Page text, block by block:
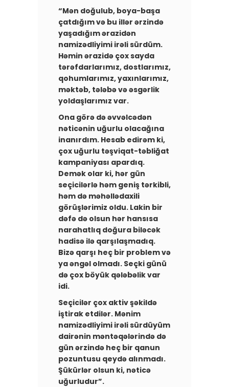
“Mən doğulub, boya-başa
çatdığım və bu illər ərzində
yaşadığım ərazidən
namizədliyimi irəli sürdüm.
Həmin ərazidə çox sayda
tərəfdarlarımız, dostlarımız,
qohumlarımız, yaxınlarımız,
məktəb, tələbə və əsgərlik
yoldaşlarımız var.
Ona görə də əvvəlcədən
nəticənin uğurlu olacağına
inanırdım. Hesab edirəm ki,
çox uğurlu təşviqat-təbliğat
kampaniyası apardıq.
Demək olar ki, hər gün
seçicilərlə həm geniş tərkibli,
həm də məhəllədaxili
görüşlərimiz oldu. Lakin bir
dəfə də olsun hər hansısa
narahatlıq doğura biləcək
hadisə ilə qarşılaşmadıq.
Bizə qarşı heç bir problem və
ya əngəl olmadı. Seçki günü
də çox böyük qələbəlik var
idi.
Seçicilər çox aktiv şəkildə
iştirak etdilər. Mənim
namizədliyimi irəli sürdüyüm
dairənin məntəqələrində də
gün ərzində heç bir qanun
pozuntusu qeydə alınmadı.
Şükürlər olsun ki, nəticə
uğurludur”.